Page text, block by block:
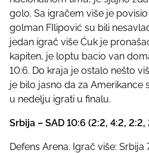
golo. Sa igračem više je
golman FIlipović su bili
jedan igrač više Ćuk je
kapiten, je loptu bacio van
10:6. Do kraja je ostalo nešto
je bilo jasno da za Amerikance
u nedelju igrati u finalu.
Srbija – SAD 10:6 (2:2, 4:2, 2:2,
Defens Arena. Igrač više: Srbija